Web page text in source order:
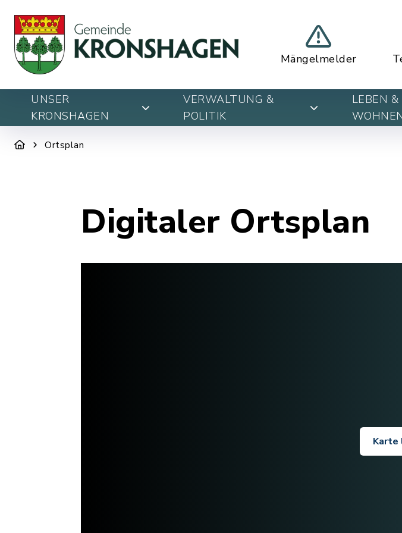
Mängelmelder
UNSER
KRONSHAGEN
VERWALTUNG &
POLITIK
LEBEN &
Ortsplan
Digitaler Ortsplan
Karte